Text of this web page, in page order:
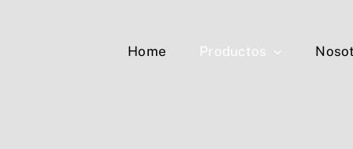
Home Productos